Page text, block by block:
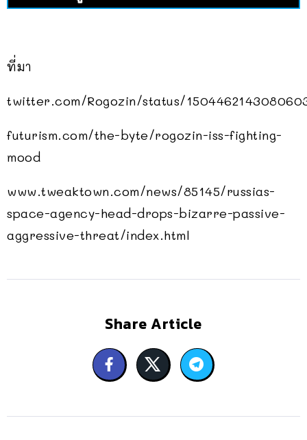
ที่มา
twitter.com/Rogozin/status/
futurism.com/the-byte/rogozin-iss-fighting-
mood
www.tweaktown.com/news/85145/russias-
space-agency-head-drops-bizarre-passive-
aggressive-threat/index.html
Share Article